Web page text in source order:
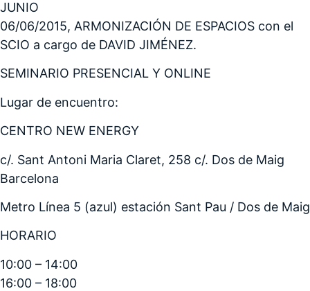
JUNIO
06/06/2015, ARMONIZACIÓN DE ESPACIOS con el
SCIO a cargo de DAVID JIMÉNEZ.
SEMINARIO PRESENCIAL Y ONLINE
Lugar de encuentro:
CENTRO NEW ENERGY
c/. Sant Antoni Maria Claret, 258 c/. Dos de Maig
Barcelona
Metro Línea 5 (azul) estación Sant Pau / Dos de Maig
HORARIO
10:00 – 14:00
16:00 – 18:00